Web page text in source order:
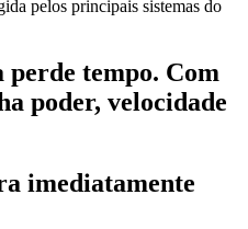
pelos principais sistemas do
perde tempo. Com
poder, velocidade
imediatamente